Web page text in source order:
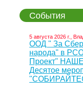
События
5 августа 2026 г.,
ООД " За
народа" в
Проект"
Десятое